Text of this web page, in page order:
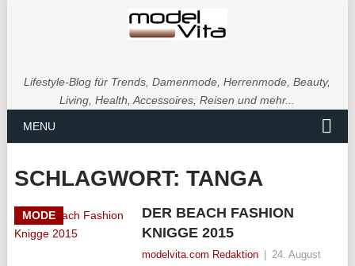
Lifestyle-Blog für Trends, Damenmode, Herrenmode, Beauty,
Living, Health, Accessoires, Reisen und mehr...
MENU
SCHLAGWORT: TANGA
MODE
DER BEACH FASHION
KNIGGE 2015
modelvita.com Redaktion
24. August